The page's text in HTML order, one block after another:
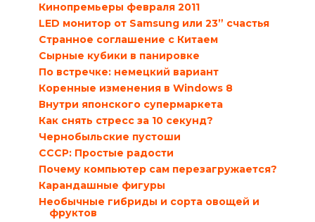
Кинопремьеры февраля 2011
LED монитор от Samsung или 23” счастья
Странное соглашение с Китаем
Сырные кубики в панировке
По встречке: немецкий вариант
Коренные изменения в Windows 8
Внутри японского супермаркета
Как снять стресс за 10 секунд?
Чернобыльские пустоши
СССР: Простые радости
Почему компьютер сам перезагружается?
Карандашные фигуры
Необычные гибриды и сорта овощей и
фруктов